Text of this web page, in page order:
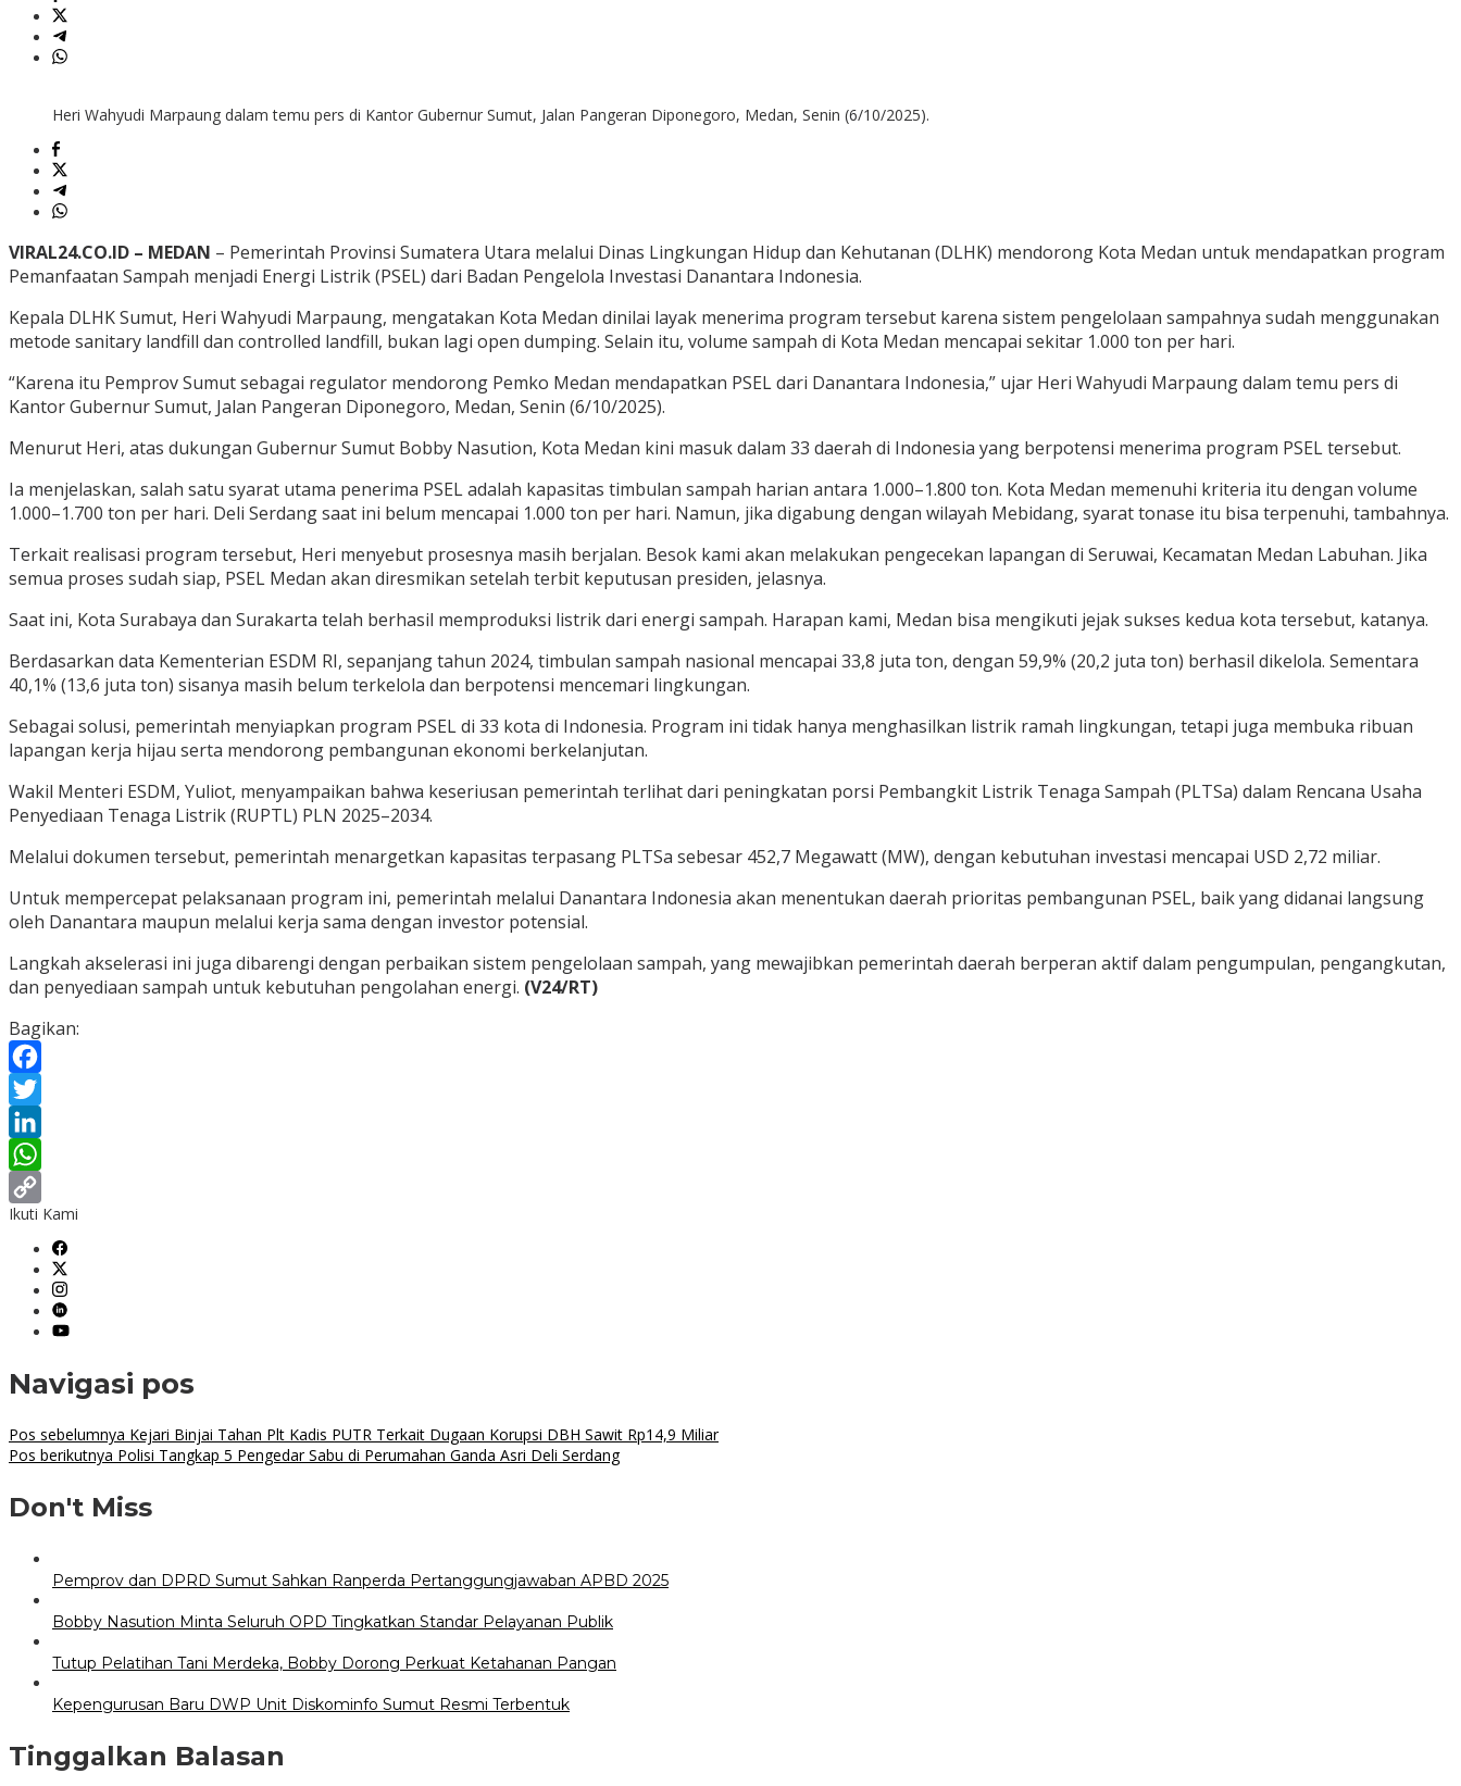
Heri Wahyudi Marpaung dalam temu pers di Kantor Gubernur Sumut, Jalan Pangeran Diponegoro, Medan, Senin (6/10/2025).
VIRAL24.CO.ID – MEDAN – Pemerintah Provinsi Sumatera Utara melalui Dinas Lingkungan Hidup dan Kehutanan (DLHK) mendorong Kota Medan untuk mendapatkan program
Pemanfaatan Sampah menjadi Energi Listrik (PSEL) dari Badan Pengelola Investasi Danantara Indonesia.
Kepala DLHK Sumut, Heri Wahyudi Marpaung, mengatakan Kota Medan dinilai layak menerima program tersebut karena sistem pengelolaan sampahnya sudah menggunakan
metode sanitary landfill dan controlled landfill, bukan lagi open dumping. Selain itu, volume sampah di Kota Medan mencapai sekitar 1.000 ton per hari.
“Karena itu Pemprov Sumut sebagai regulator mendorong Pemko Medan mendapatkan PSEL dari Danantara Indonesia,” ujar Heri Wahyudi Marpaung dalam temu pers di
Kantor Gubernur Sumut, Jalan Pangeran Diponegoro, Medan, Senin (6/10/2025).
Menurut Heri, atas dukungan Gubernur Sumut Bobby Nasution, Kota Medan kini masuk dalam 33 daerah di Indonesia yang berpotensi menerima program PSEL tersebut.
Ia menjelaskan, salah satu syarat utama penerima PSEL adalah kapasitas timbulan sampah harian antara 1.000–1.800 ton. Kota Medan memenuhi kriteria itu dengan volume
1.000–1.700 ton per hari. Deli Serdang saat ini belum mencapai 1.000 ton per hari. Namun, jika digabung dengan wilayah Mebidang, syarat tonase itu bisa terpenuhi, tambahnya.
Terkait realisasi program tersebut, Heri menyebut prosesnya masih berjalan. Besok kami akan melakukan pengecekan lapangan di Seruwai, Kecamatan Medan Labuhan. Jika
semua proses sudah siap, PSEL Medan akan diresmikan setelah terbit keputusan presiden, jelasnya.
Saat ini, Kota Surabaya dan Surakarta telah berhasil memproduksi listrik dari energi sampah. Harapan kami, Medan bisa mengikuti jejak sukses kedua kota tersebut, katanya.
Berdasarkan data Kementerian ESDM RI, sepanjang tahun 2024, timbulan sampah nasional mencapai 33,8 juta ton, dengan 59,9% (20,2 juta ton) berhasil dikelola. Sementara
40,1% (13,6 juta ton) sisanya masih belum terkelola dan berpotensi mencemari lingkungan.
Sebagai solusi, pemerintah menyiapkan program PSEL di 33 kota di Indonesia. Program ini tidak hanya menghasilkan listrik ramah lingkungan, tetapi juga membuka ribuan
lapangan kerja hijau serta mendorong pembangunan ekonomi berkelanjutan.
Wakil Menteri ESDM, Yuliot, menyampaikan bahwa keseriusan pemerintah terlihat dari peningkatan porsi Pembangkit Listrik Tenaga Sampah (PLTSa) dalam Rencana Usaha
Penyediaan Tenaga Listrik (RUPTL) PLN 2025–2034.
Melalui dokumen tersebut, pemerintah menargetkan kapasitas terpasang PLTSa sebesar 452,7 Megawatt (MW), dengan kebutuhan investasi mencapai USD 2,72 miliar.
Untuk mempercepat pelaksanaan program ini, pemerintah melalui Danantara Indonesia akan menentukan daerah prioritas pembangunan PSEL, baik yang didanai langsung
oleh Danantara maupun melalui kerja sama dengan investor potensial.
Langkah akselerasi ini juga dibarengi dengan perbaikan sistem pengelolaan sampah, yang mewajibkan pemerintah daerah berperan aktif dalam pengumpulan, pengangkutan,
dan penyediaan sampah untuk kebutuhan pengolahan energi. (V24/RT)
Bagikan:
Facebook
Twitter
LinkedIn
WhatsApp
Copy
Link
Ikuti Kami
Navigasi pos
Pos sebelumnya Kejari Binjai Tahan Plt Kadis PUTR Terkait Dugaan Korupsi DBH Sawit Rp14,9 Miliar
Pos berikutnya Polisi Tangkap 5 Pengedar Sabu di Perumahan Ganda Asri Deli Serdang
Don't Miss
Pemprov dan DPRD Sumut Sahkan Ranperda Pertanggungjawaban APBD 2025
Bobby Nasution Minta Seluruh OPD Tingkatkan Standar Pelayanan Publik
Tutup Pelatihan Tani Merdeka, Bobby Dorong Perkuat Ketahanan Pangan
Kepengurusan Baru DWP Unit Diskominfo Sumut Resmi Terbentuk
Tinggalkan Balasan